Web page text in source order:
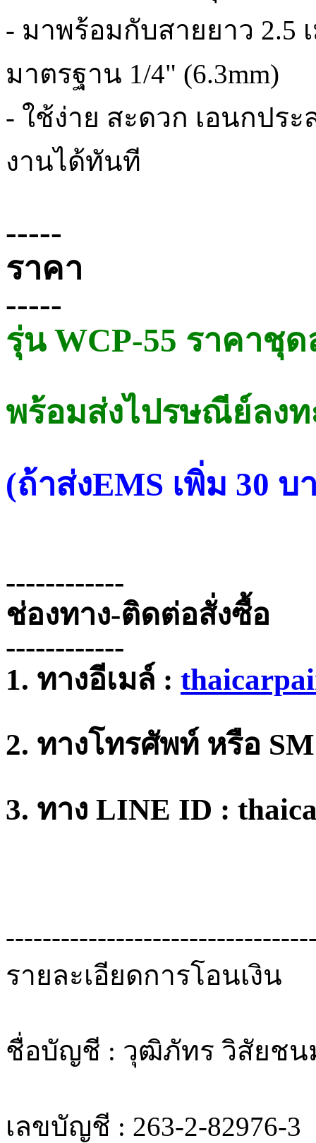
- มาพร้อมกับสายยาว 2.5
มาตรฐาน 1/4" (6.3mm)
- ใช้ง่าย สะดวก เอนกปร
งานได้ทันที
-----
ราคา
-----
รุ่น WCP-55 ราคาชุด
พร้อมส่งไปรษณีย์ลง
(ถ้าส่งEMS เพิ่ม 30
------------
ช่องทาง-ติดต่อสั่งซื้อ
------------
1. ทางอีเมล์ :
2. ทางโทรศัพท์ หรือ
3. ทาง LINE ID :
รายละเอียดการโอนเงิน
ชื่อบัญชี : วุฒิภัทร วิสัยชน
เลขบัญชี : 263-2-82976-